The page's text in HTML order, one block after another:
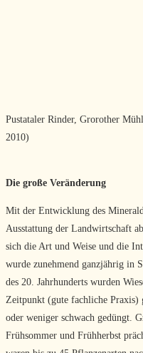
Pustataler Rinder, Grorother
2010)
Die große Veränderung
Mit der Entwicklung des
Ausstattung der Landwirtschaft
sich die Art und Weise und die
wurde zunehmend ganzjährig in
des 20. Jahrhunderts wurden
Zeitpunkt (gute fachliche Praxis)
oder weniger schwach gedüngt.
Frühsommer und Frühherbst